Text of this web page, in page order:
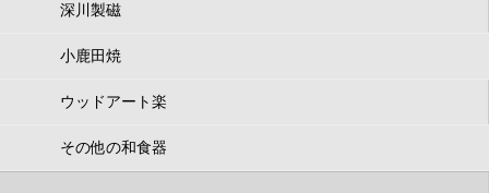
深川製磁
小鹿田焼
ウッドアート楽
その他の和食器